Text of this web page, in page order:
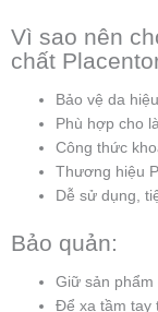
Vì sao nên
chất
Bảo vệ da
Phù hợp cho
Công thức
Thương hiệu
Dễ sử dụng,
Bảo quản:
Giữ sản phẩm
Để xa tầm tay